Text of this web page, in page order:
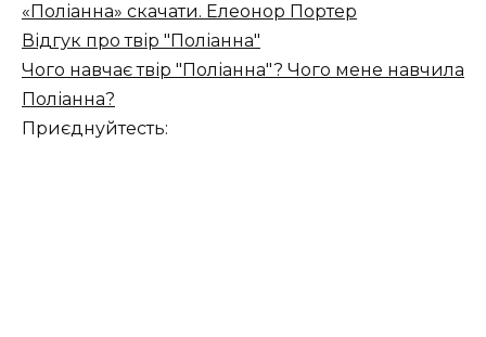
«Поліанна» скачати. Елеонор Портер
Відгук про твір "Поліанна"
Чого навчає твір "Поліанна"? Чого мене навчила
Поліанна?
Приєднуйтесть: